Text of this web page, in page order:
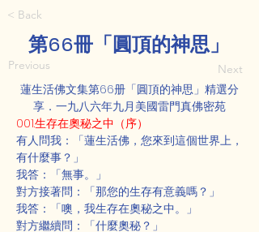
< Back
第66冊「圓頂的神思」
Previous Next
蓮生活佛文集第66册「圓頂的神思」精選分
享．一九八六年九月美國雷門真佛密苑
001.生存在奧秘之中（序）
有人問我：「蓮生活佛，您來到這個世界上，
有什麼事？」
我答：「無事。」
對方接著問：「那您的生存有意義嗎？」
我答：「噢，我生存在奧秘之中。」
對方繼續問：「什麼奧秘？」